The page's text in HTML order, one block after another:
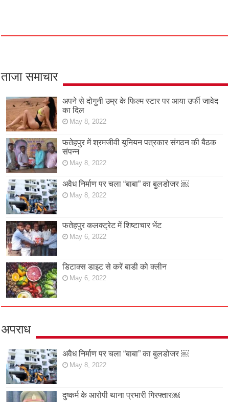
ताजा समाचार
अपने से दोगुनी उम्र के फिल्म स्टार पर आया उर्फी जावेद
का दिल
May 8, 2022
फतेहपुर में श्रमजीवी यूनियन पत्रकार संगठन की बैठक
संपन्न
May 8, 2022
अवैध निर्माण पर चला “बाबा” का बुलडोजर ￼
May 8, 2022
फतेहपुर कलक्ट्रेट में शिष्टाचार भेंट
May 6, 2022
डिटाक्स डाइट से करें बाडी को क्लीन
May 6, 2022
अपराध
अवैध निर्माण पर चला “बाबा” का बुलडोजर ￼
May 8, 2022
दुष्कर्म के आरोपी थाना प्रभारी गिरफ्तार￼